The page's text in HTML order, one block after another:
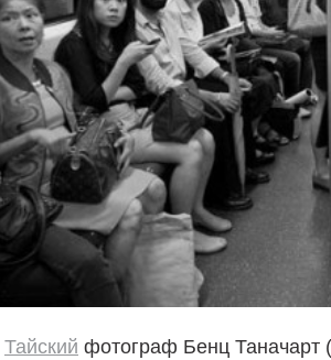
Тайский фотограф Бенц Таначарт (